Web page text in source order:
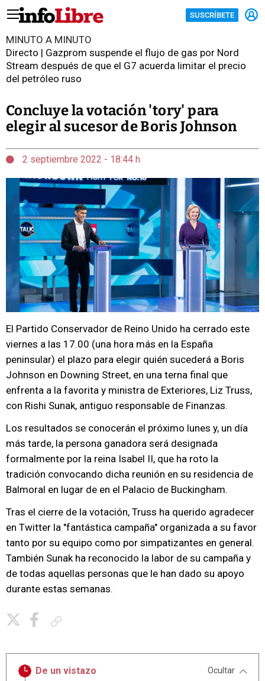
SUSCRÍBETE
MINUTO A MINUTO
Directo | Gazprom suspende el flujo de gas por Nord
Stream después de que el G7 acuerda limitar el precio
del petróleo ruso
Concluye la votación 'tory' para
elegir al sucesor de Boris Johnson
2 septiembre 2022 - 18:44 h
El Partido Conservador de Reino Unido ha cerrado este
viernes a las 17.00 (una hora más en la España
peninsular) el plazo para elegir quién sucederá a Boris
Johnson en Downing Street, en una terna final que
enfrenta a la favorita y ministra de Exteriores, Liz Truss,
con Rishi Sunak, antiguo responsable de Finanzas.
Los resultados se conocerán el próximo lunes y, un día
más tarde, la persona ganadora será designada
formalmente por la reina Isabel II, que ha roto la
tradición convocando dicha reunión en su residencia de
Balmoral en lugar de en el Palacio de Buckingham.
Tras el cierre de la votación, Truss ha querido agradecer
en Twitter la "fantástica campaña" organizada a su favor
tanto por su equipo como por simpatizantes en general.
También Sunak ha reconocido la labor de su campaña y
de todas aquellas personas que le han dado su apoyo
durante estas semanas.
De un vistazo Ocultar